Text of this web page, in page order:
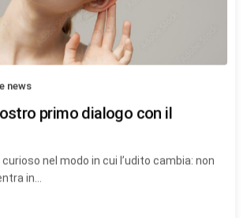
news
primo dialogo con il
curioso nel modo in cui l’udito cambia: non
in…